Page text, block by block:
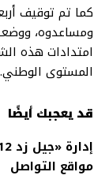
كما تم توقيف
ومساعدوه،
امتدادات هذه
المستوى الوطني.
قد يعجبك أيضًا
مواقع التواصل